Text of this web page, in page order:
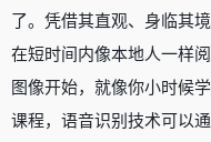
了。凭借其直观、身临其
在短时间内像本地人一样
图像开始，就像你小时候
课程，语音识别技术可以